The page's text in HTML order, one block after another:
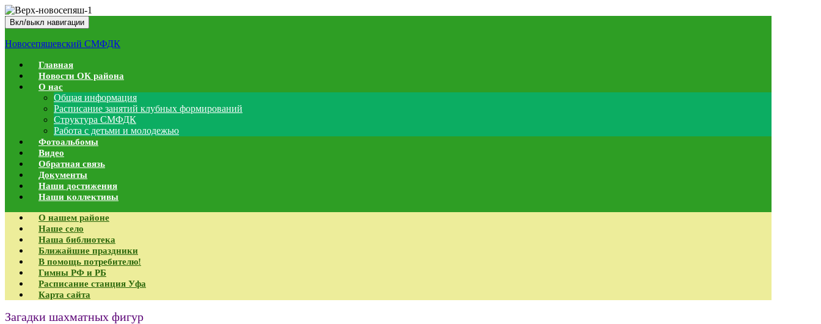
Вкл/выкл навигации
Новосепяшевский СМФДК
Главная
Новости ОК района
О нас
Общая информация
Расписание занятий клубных формирований
Структура СМФДК
Работа с детьми и молодежью
Фотоальбомы
Видео
Обратная связь
Документы
Наши достижения
Наши коллективы
О нашем районе
Наше село
Наша библиотека
Ближайшие праздники
В помощь потребителю!
Гимны РФ и РБ
Расписание станция Уфа
Карта сайта
Загадки шахматных фигур